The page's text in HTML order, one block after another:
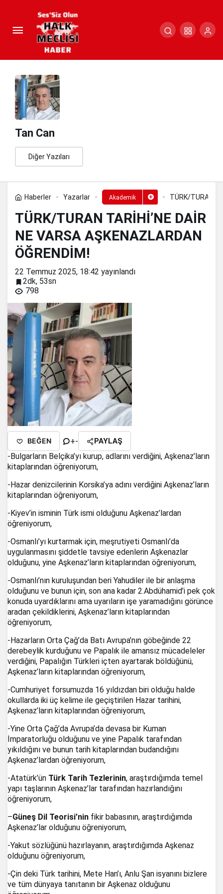
Tan Can
Diğer Yazıları
Haberler Yazarlar Akademik TÜRK/TURAN
TÜRK/TURAN TARİHİ’NE DAİR
NE VARSA AŞKENAZLARDAN
ÖĞRENDİM!
22 Temmuz 2025, 18:42 yayınlandı
2dk, 53sn
798
BEĞEN +- PAYLAŞ
-Bulgarların Belçika’yı kurup, adlarını verdiğini, Aşkenaz’ların
kitaplarından öğreniyorum,
-Hazar denizcilerinin Korsika’ya adını verdiğini Aşkenaz’ların
kitaplarından öğreniyorum,
-Kiyev’in isminin Türk ismi olduğunu Aşkenaz’lardan
öğreniyorum,
-Osmanlı’yı kurtarmak için, meşrutiyeti Osmanlı’da
uygulanmasını şiddetle tavsiye edenlerin Aşkenazlar
olduğunu, yine Aşkenaz’ların kitaplarından öğreniyorum,
-Osmanlı’nın kuruluşundan beri Yahudiler ile bir anlaşma
olduğunu ve bunun için, son ana kadar 2.Abdühamid’i pek çok
konuda uyardıklarını ama uyarıların işe yaramadığını görünce
aradan çekildiklerini, Aşkenaz’ların kitaplarından
öğreniyorum,
-Hazarların Orta Çağ’da Batı Avrupa’nın göbeğinde 22
derebeylik kurduğunu ve Papalık ile amansız mücadeleler
verdiğini, Papalığın Türkleri içten ayartarak böldüğünü,
Aşkenaz’ların kitaplarından öğreniyorum,
-Cumhuriyet forsumuzda 16 yıldızdan biri olduğu halde
okullarda iki üç kelime ile geçiştirilen Hazar tarihini,
Aşkenaz’ların kitaplarından öğreniyorum,
-Yine Orta Çağ’da Avrupa’da devasa bir Kuman
İmparatorluğu olduğunu ve yine Papalık tarafından
yıkıldığını ve bunun tarih kitaplarından budandığını
Aşkenaz’lardan öğreniyorum,
-Atatürk’ün Türk Tarih Tezlerinin, araştırdığımda temel
yapı taşlarının Aşkenaz’lar tarafından hazırlandığını
öğreniyorum,
–Güneş Dil Teorisi’nin fikir babasının, araştırdığımda
Aşkenaz’lar olduğunu öğreniyorum,
-Yakut sözlüğünü hazırlayanın, araştırdığımda Aşkenaz
olduğunu öğreniyorum,
-Çin deki Türk tarihini, Mete Han’ı, Anlu Şan isyanını bizlere
ve tüm dünyaya tanıtanın bir Aşkenaz olduğunu
TÜRK/TURAN TARİHİ’NE DAİR NE
VARSA AŞKENAZLARDAN ÖĞRENDİM!
Yorum Yap